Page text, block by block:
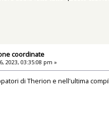
coordinate
2023, 03:35:08 pm »
di Therion e nell'ultima